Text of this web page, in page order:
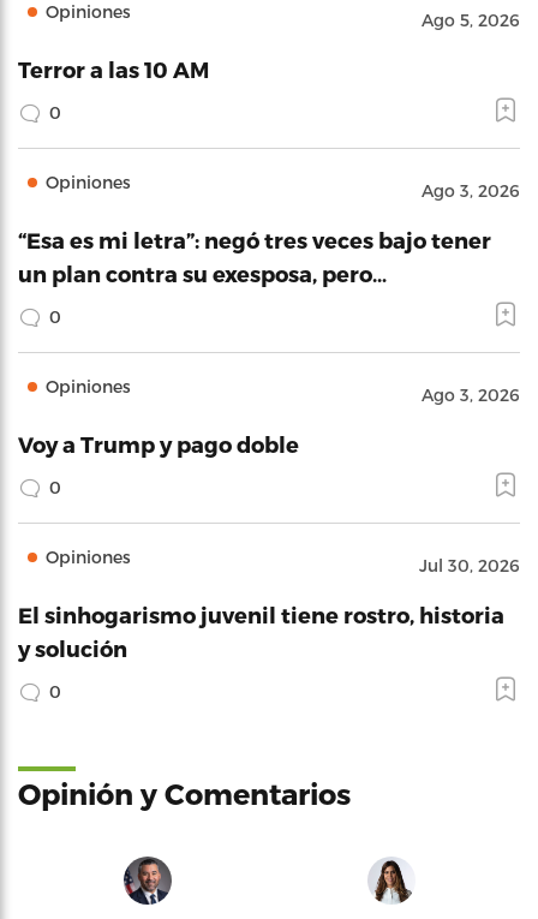
Opiniones Ago 5, 2026
Terror a las 10 AM
0
Opiniones Ago 3, 2026
“Esa es mi letra”: negó tres veces bajo tener
un plan contra su exesposa, pero…
0
Opiniones Ago 3, 2026
Voy a Trump y pago doble
0
Opiniones Jul 30, 2026
El sinhogarismo juvenil tiene rostro, historia
y solución
0
Opinión y Comentarios